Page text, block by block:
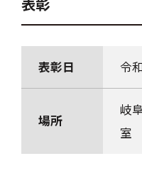
表彰日 令
場所
岐
室